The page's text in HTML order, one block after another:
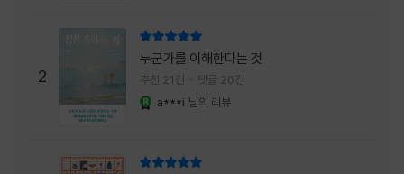
2
누군가를 이해한다는 것
추천 21건 댓글 20건
a***i 님의 리뷰